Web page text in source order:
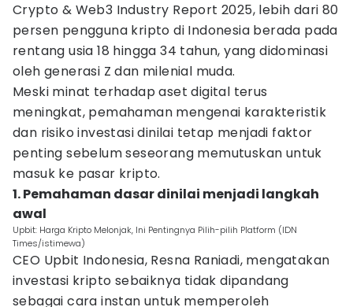
Crypto & Web3 Industry Report 2025, lebih dari 80
persen pengguna kripto di Indonesia berada pada
rentang usia 18 hingga 34 tahun, yang didominasi
oleh generasi Z dan milenial muda.
Meski minat terhadap aset digital terus
meningkat, pemahaman mengenai karakteristik
dan risiko investasi dinilai tetap menjadi faktor
penting sebelum seseorang memutuskan untuk
masuk ke pasar kripto.
1. Pemahaman dasar dinilai menjadi langkah
awal
Upbit: Harga Kripto Melonjak, Ini Pentingnya Pilih-pilih Platform (IDN
Times/istimewa)
CEO Upbit Indonesia, Resna Raniadi, mengatakan
investasi kripto sebaiknya tidak dipandang
sebagai cara instan untuk memperoleh